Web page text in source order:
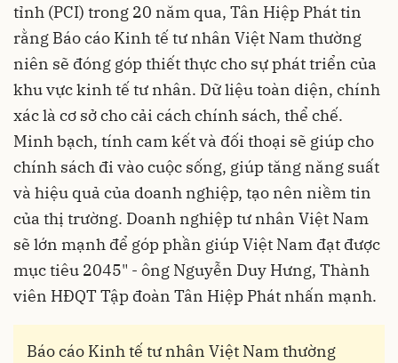
tỉnh (PCI) trong 20 năm qua, Tân Hiệp Phát tin
rằng Báo cáo Kinh tế tư nhân Việt Nam thường
niên sẽ đóng góp thiết thực cho sự phát triển của
khu vực kinh tế tư nhân. Dữ liệu toàn diện, chính
xác là cơ sở cho cải cách chính sách, thể chế.
Minh bạch, tính cam kết và đối thoại sẽ giúp cho
chính sách đi vào cuộc sống, giúp tăng năng suất
và hiệu quả của doanh nghiệp, tạo nên niềm tin
của thị trường. Doanh nghiệp tư nhân Việt Nam
sẽ lớn mạnh để góp phần giúp Việt Nam đạt được
mục tiêu 2045" - ông Nguyễn Duy Hưng, Thành
viên HĐQT Tập đoàn Tân Hiệp Phát nhấn mạnh.
Báo cáo Kinh tế tư nhân Việt Nam thường